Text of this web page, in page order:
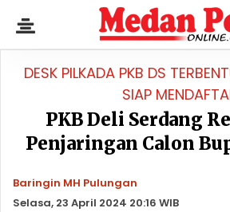
DESK PILKADA PKB DS
SIAP
PKB Deli Serdang
Penjaringan Calon
Baringin MH Pulungan
Selasa, 23 April 2024 20:16 WIB